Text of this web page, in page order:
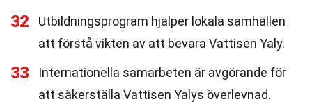
32
Utbildningsprogram hjälper lokala samhällen
att förstå vikten av att bevara Vattisen Yaly.
33
Internationella samarbeten är avgörande för
att säkerställa Vattisen Yalys överlevnad.